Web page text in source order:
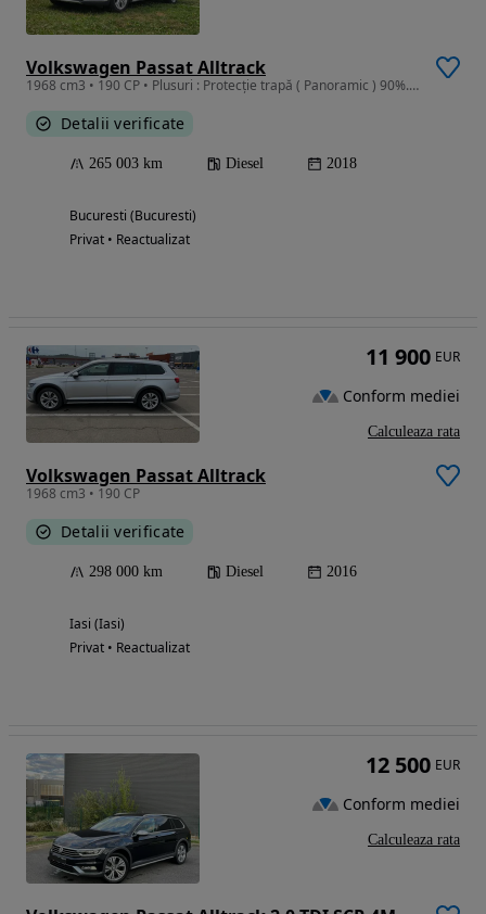
Volkswagen Passat Alltrack
1968 cm3 • 190 CP • Plusuri : Protecție trapă ( Panoramic ) 90%. Mașină beneficiază de St
Detalii verificate
265 003 km Diesel 2018
Bucuresti (Bucuresti)
Privat • Reactualizat
Volkswagen Passat Alltrack
1968 cm3 • 190 CP
Detalii verificate
298 000 km Diesel 2016
Iasi (Iasi)
Privat • Reactualizat
11 900 EUR
Conform mediei
Calculeaza rata
12 500 EUR
Conform mediei
Calculeaza rata